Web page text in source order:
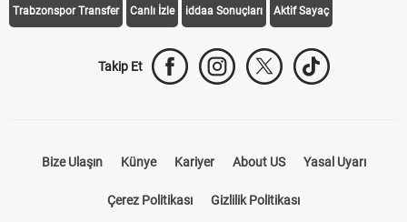
Trabzonspor Transfer Canlı İzle iddaa Sonuçları Aktif Sayaç
Takip Et
Bize Ulaşın Künye Kariyer About US Yasal Uyarı
Çerez Politikası Gizlilik Politikası